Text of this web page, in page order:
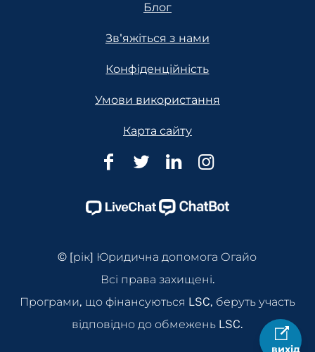
вихід
Блог
Зв'яжіться з нами
Конфіденційність
Умови використання
Карта сайту
Юридична
Огайо
Page
Юридична
Огайо
Page
Юридична
Огайо
Page
Юридична
Огайо
Page
© [рік] Юридична допомога Огайо
Всі права захищені.
Програми, що фінансуються LSC, беруть участь
відповідно до обмежень LSC.